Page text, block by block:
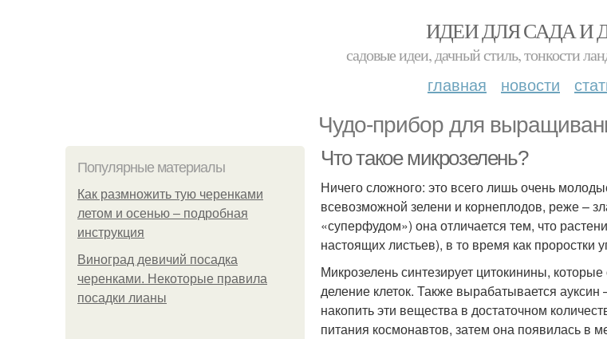
ИДЕИ ДЛЯ САДА И
садовые идеи, дачный стиль, тонкости
главная новости
Чудо-прибор для
Популярные материалы
Как размножить тую черенками
летом и осенью – подробная
инструкция
Виноград девичий посадка
черенками. Некоторые правила
посадки лианы
Что такое микрозелень?
Ничего сложного: это всего лишь очень
всевозможной зелени и корнеплодов, реже –
«суперфудом») она отличается тем, что
настоящих листьев), в то время как
Микрозелень синтезирует цитокинины,
деление клеток. Также вырабатывается
накопить эти вещества в достаточном
питания космонавтов, затем она появилась в